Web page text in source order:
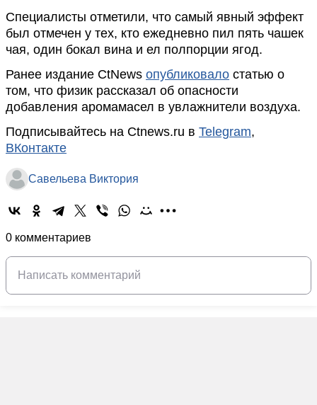
Специалисты отметили, что самый явный эффект
был отмечен у тех, кто ежедневно пил пять чашек
чая, один бокал вина и ел полпорции ягод.
Ранее издание CtNews опубликовало статью о
том, что физик рассказал об опасности
добавления аромамасел в увлажнители воздуха.
Подписывайтесь на Ctnews.ru в Telegram,
ВКонтакте
Савельева Виктория
0 комментариев